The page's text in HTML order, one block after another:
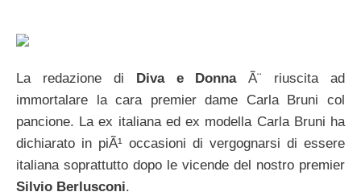
La redazione di Diva e DonnaÃ¨ riuscita ad
immortalare la cara premier dame Carla Bruni col
pancione. La ex italiana ed ex modella Carla Bruni ha
dichiarato in piÃ¹ occasioni di vergognarsi di essere
italiana soprattutto dopo le vicende del nostro premier
Silvio Berlusconi.